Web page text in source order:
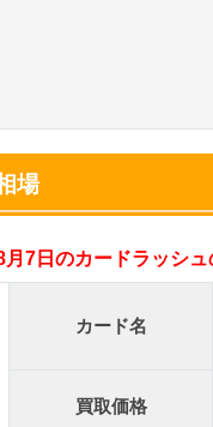
買える
が50円
熱オリパ
オリくじ公式はこ
ント開催中！
初回登録で4種類ア
場
7日のカードラッシ
カード名
買取価格